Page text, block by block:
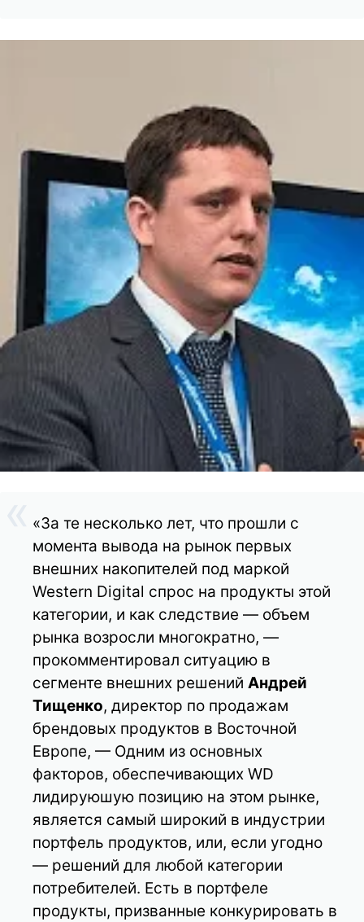
«За те несколько лет, что прошли с
момента вывода на рынок первых
внешних накопителей под маркой
Western Digital спрос на продукты этой
категории, и как следствие — объем
рынка возросли многократно, —
прокомментировал ситуацию в
сегменте внешних решений Андрей
Тищенко, директор по продажам
брендовых продуктов в Восточной
Европе, — Одним из основных
факторов, обеспечивающих WD
лидируюшую позицию на этом рынке,
является самый широкий в индустрии
портфель продуктов, или, если угодно
— решений для любой категории
потребителей. Есть в портфеле
продукты, призванные конкурировать в